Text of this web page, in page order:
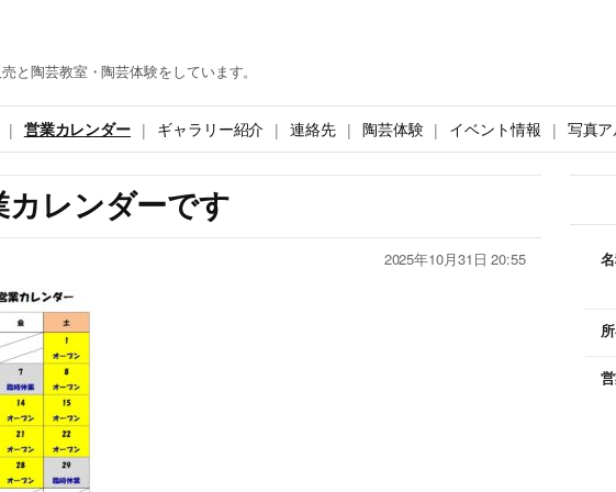
と陶芸教室・陶芸体験をしています。
営業カレンダー ギャラリー紹介 連絡先 陶芸体験 イベント情報 写真
カレンダーです
2025年10月31日 20:55